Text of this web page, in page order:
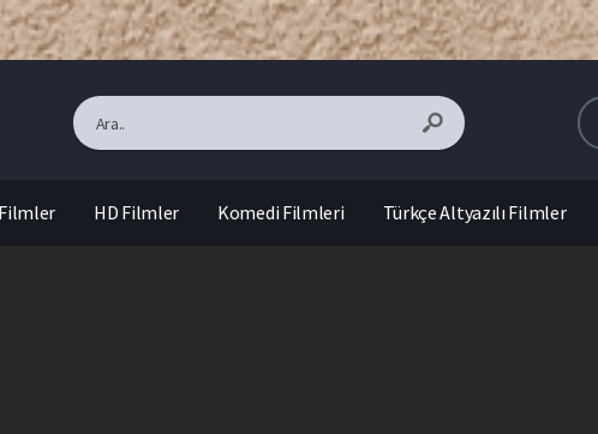
HD Filmler Komedi Filmleri Türkçe Altyazılı Filmler